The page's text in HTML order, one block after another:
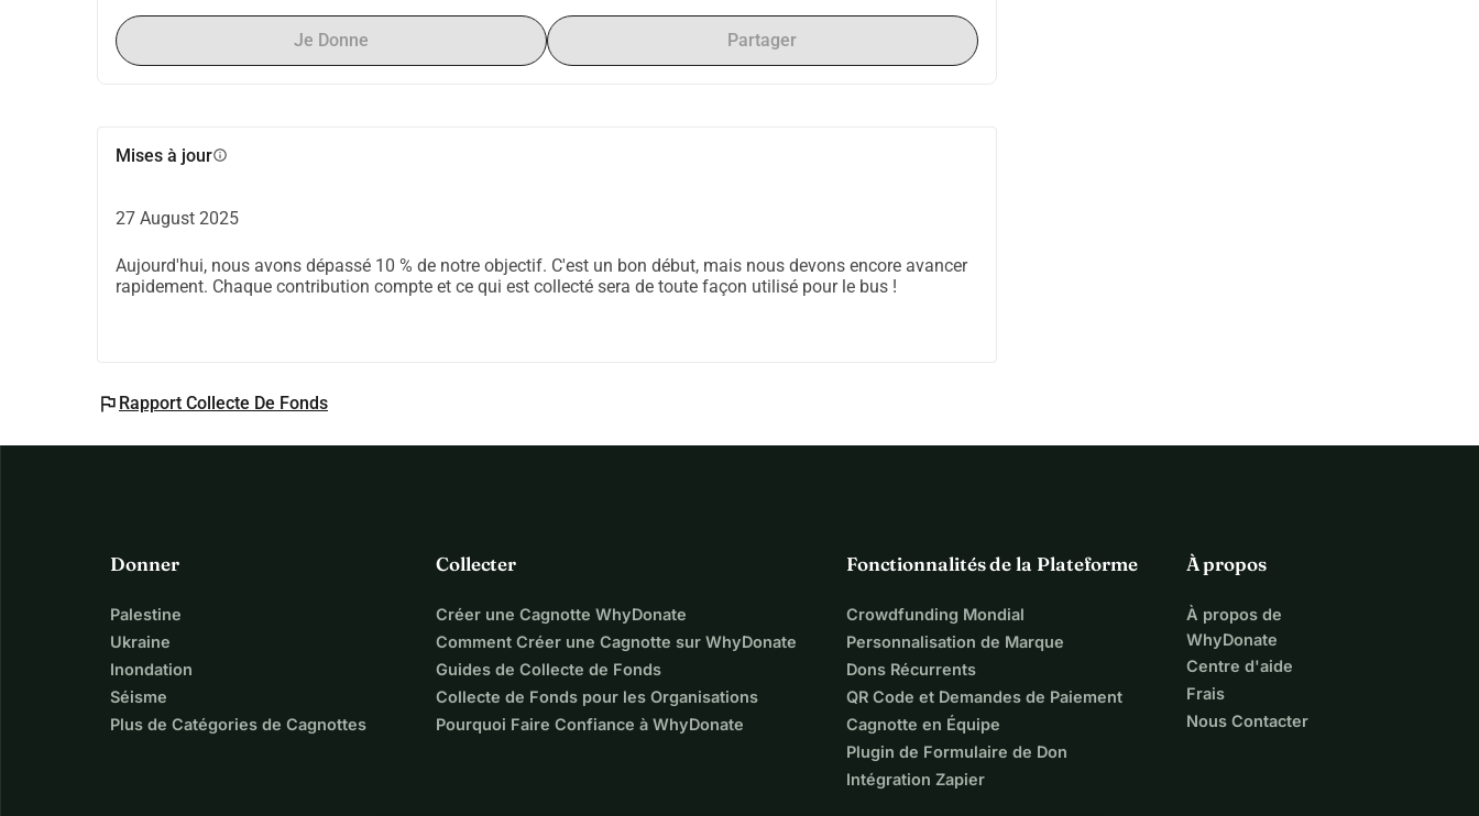
25 places. Pourquoi ce bus est indispensable : Assure un accès sécurisé à l'éducation et aux formations Permet
des stages et des visites professionnelles Protège les jeunes contre la violence et les taxis dangereux Garantit la
d'avenir.
Je Donne Partager
Mises à jourinfo
27 August 2025
Aujourd'hui, nous avons dépassé 10 % de notre objectif. C'est un bon début, mais nous devons encore avancer
rapidement. Chaque contribution compte et ce qui est collecté sera de toute façon utilisé pour le bus !
flag Rapport Collecte De Fonds
Donner
Palestine
Ukraine
Inondation
Séisme
Plus de Catégories de Cagnottes
Collecter
Créer une Cagnotte WhyDonate
Comment Créer une Cagnotte sur WhyDonate
Guides de Collecte de Fonds
Collecte de Fonds pour les Organisations
Pourquoi Faire Confiance à WhyDonate
Fonctionnalités de la Plateforme
Crowdfunding Mondial
Personnalisation de Marque
Dons Récurrents
QR Code et Demandes de Paiement
Cagnotte en Équipe
Plugin de Formulaire de Don
Intégration Zapier
À propos
À propos de
WhyDonate
Centre d'aide
Frais
Nous Contacter